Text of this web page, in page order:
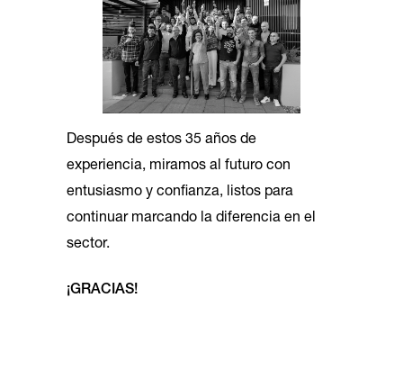
Después de estos 35 años de
experiencia, miramos al futuro con
entusiasmo y confianza, listos para
continuar marcando la diferencia en el
sector.
¡GRACIAS!